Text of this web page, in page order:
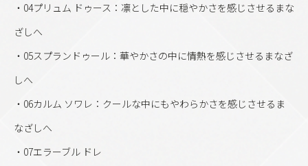
・04プリュム ドゥース：凛とした中に穏やかさを感じさせるまな
ざしへ
・05スプランドゥール：華やかさの中に情熱を感じさせるまなざ
しへ
・06カルム ソワレ：クールな中にもやわらかさを感じさせるま
なざしへ
・07エラーブル ドレ